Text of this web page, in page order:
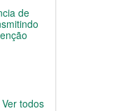
de
Ver todos